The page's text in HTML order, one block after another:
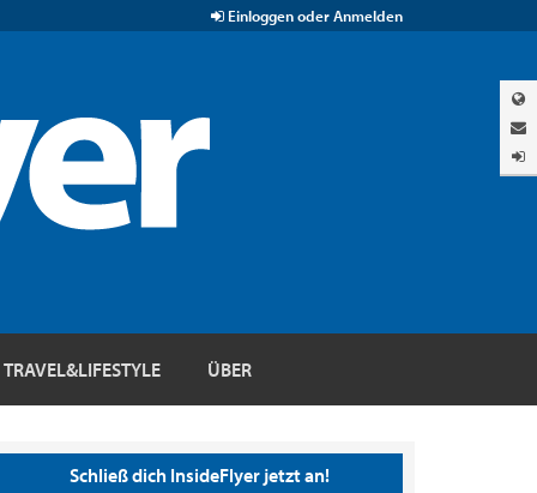
Einloggen oder Anmelden
TRAVEL&LIFESTYLE ÜBER
Schließ dich InsideFlyer jetzt an!